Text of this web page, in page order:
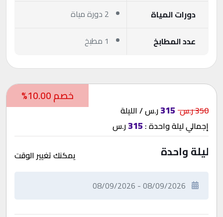
دورات المياة
2 دورة مياة
عدد المطابخ
1 مطبخ
خصم 10.00%
350 ر.س 315ر.س / الليلة
إجماليليلة واحدة:
315ر.س
ليلة واحدة يمكنك تغيير الوقت